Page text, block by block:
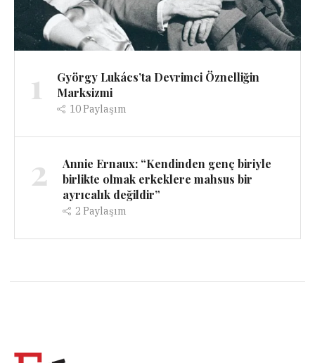
1
György Lukács’ta Devrimci Öznelliğin
Marksizmi
10Paylaşım
2
Annie Ernaux: “Kendinden genç biriyle
birlikte olmak erkeklere mahsus bir
ayrıcalık değildir”
2 Paylaşım